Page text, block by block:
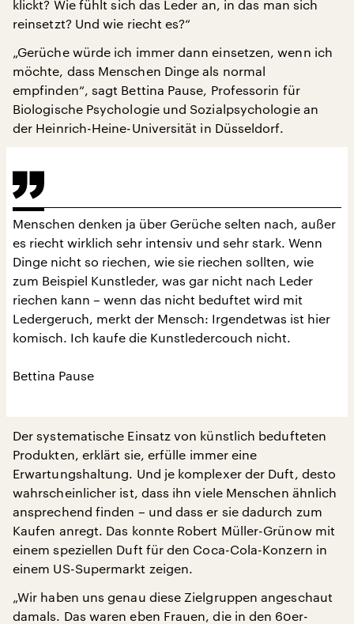
klickt? Wie fühlt sich das Leder an, in das man sich
reinsetzt? Und wie riecht es?“
„Gerüche würde ich immer dann einsetzen, wenn ich
möchte, dass Menschen Dinge als normal
empfinden“, sagt Bettina Pause, Professorin für
Biologische Psychologie und Sozialpsychologie an
der Heinrich-Heine-Universität in Düsseldorf.
Menschen denken ja über Gerüche selten nach, außer
es riecht wirklich sehr intensiv und sehr stark. Wenn
Dinge nicht so riechen, wie sie riechen sollten, wie
zum Beispiel Kunstleder, was gar nicht nach Leder
riechen kann – wenn das nicht beduftet wird mit
Ledergeruch, merkt der Mensch: Irgendetwas ist hier
komisch. Ich kaufe die Kunstledercouch nicht.
Bettina Pause
Der systematische Einsatz von künstlich bedufteten
Produkten, erklärt sie, erfülle immer eine
Erwartungshaltung. Und je komplexer der Duft, desto
wahrscheinlicher ist, dass ihn viele Menschen ähnlich
ansprechend finden – und dass er sie dadurch zum
Kaufen anregt. Das konnte Robert Müller-Grünow mit
einem speziellen Duft für den Coca-Cola-Konzern in
einem US-Supermarkt zeigen.
„Wir haben uns genau diese Zielgruppen angeschaut
damals. Das waren eben Frauen, die in den 60er-